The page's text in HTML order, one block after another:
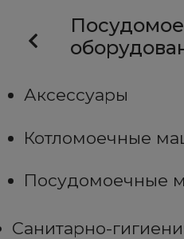
Аксессуары
Котломоечные
Посудомоечные
Санитарно-